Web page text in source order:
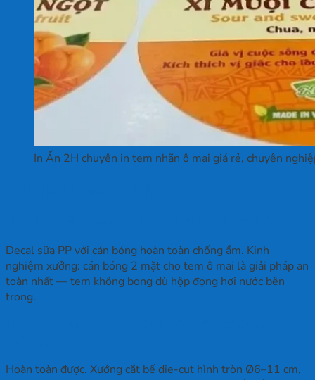
In Ấn 2H chuyên in tem nhãn ô mai giá rẻ, chuyên
Decal sữa PP với cán bóng hoàn toàn chống ẩm. Kinh
nghiệm xưởng: cán bóng 2 mặt cho tem ô mai là giải pháp an
toàn nhất — tem không bong dù hộp đọng hơi nước bên
trong.
Hoàn toàn được. Xưởng cắt bế die-cut hình tròn Ø6–11 cm,